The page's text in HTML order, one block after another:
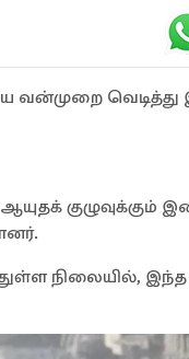
வன்முறை
குழுவுக்கும்
நிலையில்,